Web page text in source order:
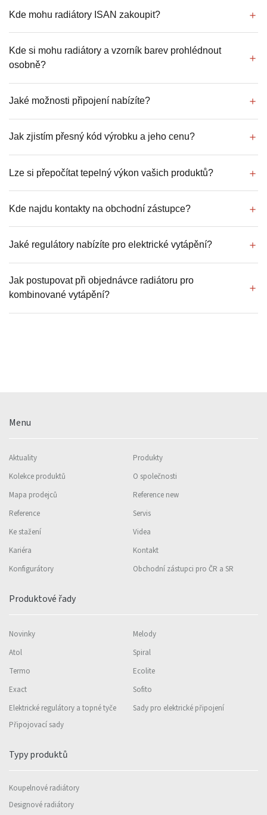
Kde mohu radiátory ISAN zakoupit?
Kde si mohu radiátory a vzorník barev prohlédnout
osobně?
Jaké možnosti připojení nabízíte?
Jak zjistím přesný kód výrobku a jeho cenu?
Lze si přepočítat tepelný výkon vašich produktů?
Kde najdu kontakty na obchodní zástupce?
Jaké regulátory nabízíte pro elektrické vytápění?
Jak postupovat při objednávce radiátoru pro
kombinované vytápění?
Menu
Aktuality
Produkty
Kolekce produktů
O společnosti
Mapa prodejců
Reference new
Reference
Servis
Ke stažení
Videa
Kariéra
Kontakt
Konfigurátory
Obchodní zástupci pro ČR a SR
Produktové řady
Novinky
Melody
Atol
Spiral
Termo
Ecolite
Exact
Sofito
Elektrické regulátory a topné tyče
Sady pro elektrické připojení
Připojovací sady
Typy produktů
Koupelnové radiátory
Designové radiátory